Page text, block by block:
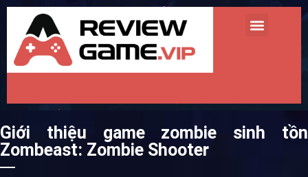
Giới thiệu game zombie sinh tồn
Zombeast: Zombie Shooter